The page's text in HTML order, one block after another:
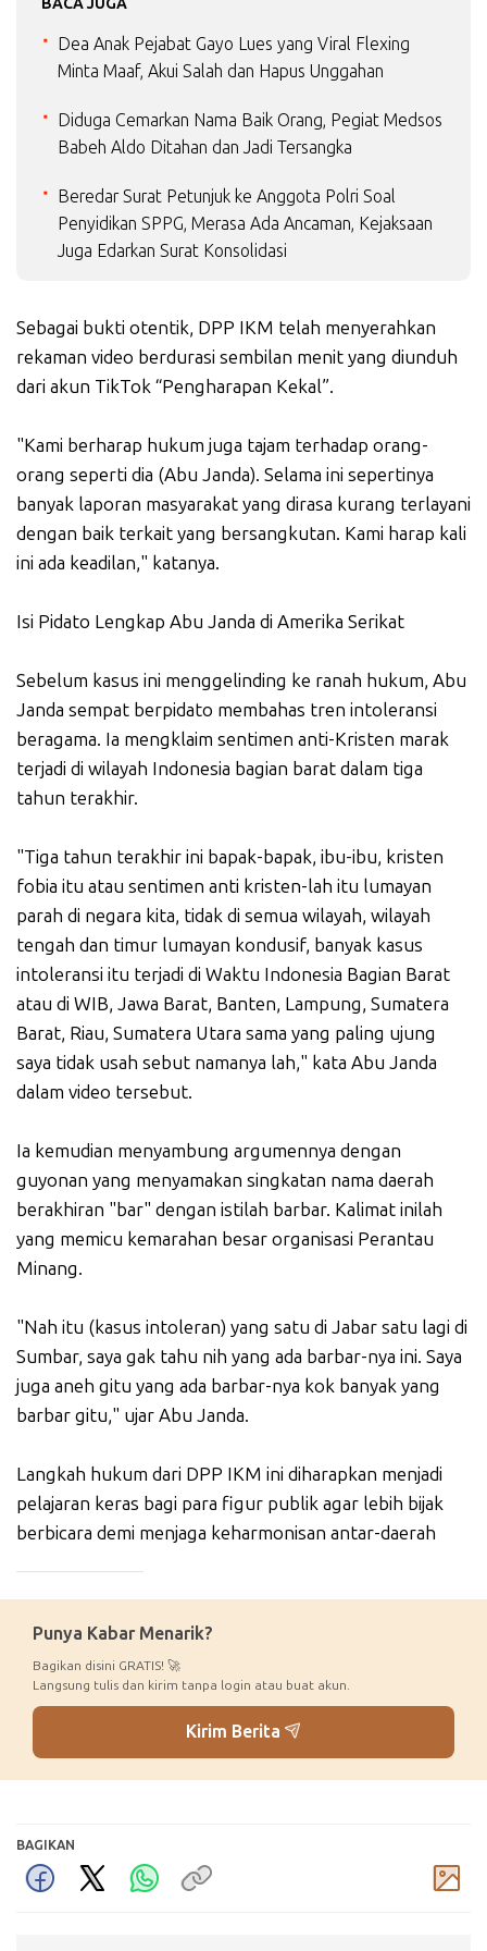
BACA JUGA
Dea Anak Pejabat Gayo Lues yang Viral Flexing
Minta Maaf, Akui Salah dan Hapus Unggahan
Diduga Cemarkan Nama Baik Orang, Pegiat Medsos
Babeh Aldo Ditahan dan Jadi Tersangka
Beredar Surat Petunjuk ke Anggota Polri Soal
Penyidikan SPPG, Merasa Ada Ancaman, Kejaksaan
Juga Edarkan Surat Konsolidasi
Sebagai bukti otentik, DPP IKM telah menyerahkan
rekaman video berdurasi sembilan menit yang diunduh
dari akun TikTok “Pengharapan Kekal”.
"Kami berharap hukum juga tajam terhadap orang-
orang seperti dia (Abu Janda). Selama ini sepertinya
banyak laporan masyarakat yang dirasa kurang terlayani
dengan baik terkait yang bersangkutan. Kami harap kali
ini ada keadilan," katanya.
Isi Pidato Lengkap Abu Janda di Amerika Serikat
Sebelum kasus ini menggelinding ke ranah hukum, Abu
Janda sempat berpidato membahas tren intoleransi
beragama. Ia mengklaim sentimen anti-Kristen marak
terjadi di wilayah Indonesia bagian barat dalam tiga
tahun terakhir.
"Tiga tahun terakhir ini bapak-bapak, ibu-ibu, kristen
fobia itu atau sentimen anti kristen-lah itu lumayan
parah di negara kita, tidak di semua wilayah, wilayah
tengah dan timur lumayan kondusif, banyak kasus
intoleransi itu terjadi di Waktu Indonesia Bagian Barat
atau di WIB, Jawa Barat, Banten, Lampung, Sumatera
Barat, Riau, Sumatera Utara sama yang paling ujung
saya tidak usah sebut namanya lah," kata Abu Janda
dalam video tersebut.
Ia kemudian menyambung argumennya dengan
guyonan yang menyamakan singkatan nama daerah
berakhiran "bar" dengan istilah barbar. Kalimat inilah
yang memicu kemarahan besar organisasi Perantau
Minang.
"Nah itu (kasus intoleran) yang satu di Jabar satu lagi di
Sumbar, saya gak tahu nih yang ada barbar-nya ini. Saya
juga aneh gitu yang ada barbar-nya kok banyak yang
barbar gitu," ujar Abu Janda.
Langkah hukum dari DPP IKM ini diharapkan menjadi
pelajaran keras bagi para figur publik agar lebih bijak
berbicara demi menjaga keharmonisan antar-daerah
Punya Kabar Menarik?
Bagikan disini GRATIS! 🚀
Langsung tulis dan kirim tanpa login atau buat akun.
Kirim Berita
BAGIKAN